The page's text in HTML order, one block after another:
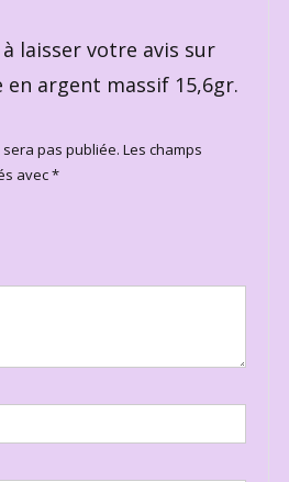
laisser votre avis sur
en argent massif 15,6gr.
pas publiée. Les champs
avec*